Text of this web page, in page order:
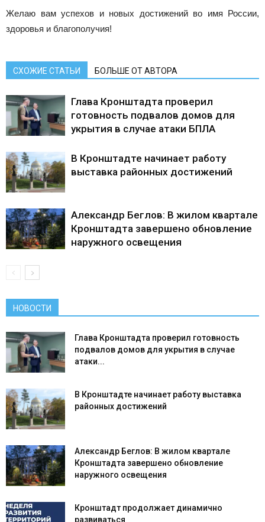
Желаю вам успехов и новых достижений во имя России,
здоровья и благополучия!
СХОЖИЕ СТАТЬИ БОЛЬШЕ ОТ АВТОРА
Глава Кронштадта проверил
готовность подвалов домов для
укрытия в случае атаки БПЛА
В Кронштадте начинает работу
выставка районных достижений
Александр Беглов: В жилом квартале
Кронштадта завершено обновление
наружного освещения
НОВОСТИ
Глава Кронштадта проверил готовность
подвалов домов для укрытия в случае
атаки...
В Кронштадте начинает работу выставка
районных достижений
Александр Беглов: В жилом квартале
Кронштадта завершено обновление
наружного освещения
Кронштадт продолжает динамично
развиваться